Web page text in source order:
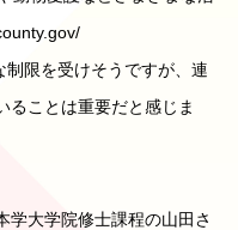
限を受けそうですが、連
ることは重要だと感じま
学大学院修士課程の山田さ